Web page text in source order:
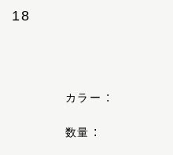
18
カラー
数量